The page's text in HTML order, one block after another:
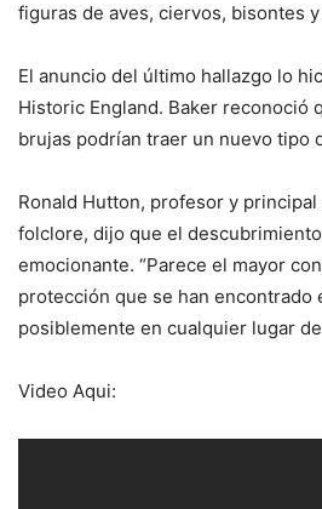
figuras de aves, ciervos, bisontes
El anuncio del último hallazgo lo
Historic England. Baker reconoció
brujas podrían traer un nuevo tipo
Ronald Hutton, profesor y
folclore, dijo que el
emocionante. “Parece el mayor
protección que se han encontrado
posiblemente en cualquier lugar de
Video Aqui: